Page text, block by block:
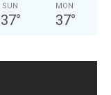
SUN
37°
MON
37°